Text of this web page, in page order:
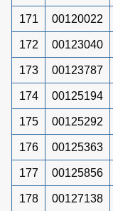
171 00120022
172 00123040
173 00123787
174 00125194
175 00125292
176 00125363
177 00125856
178 00127138